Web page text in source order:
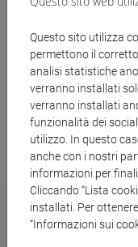
di lezione frontale
di 50 ore) e non
Spring School
Summer
Questo sito utilizza
permettono il
analisi statistiche
verranno installati
verranno installati
funzionalità dei
utilizzo. In questo
anche con i nostri
informazioni per
Cliccando “Lista
installati. Per
“Informazioni sui